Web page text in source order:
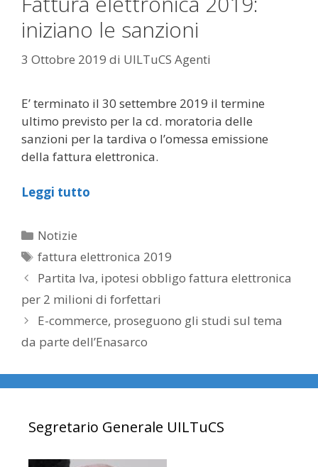
iniziano le sanzioni
3 Ottobre 2019 di UILTuCS Agenti
E’ terminato il 30 settembre 2019 il termine
ultimo previsto per la cd. moratoria delle
sanzioni per la tardiva o l’omessa emissione
della fattura elettronica.
Leggi tutto
Categorie
Notizie
Tag
fattura elettronica 2019
Partita Iva, ipotesi obbligo fattura elettronica
per 2 milioni di forfettari
E-commerce, proseguono gli studi sul tema
da parte dell’Enasarco
Segretario Generale UILTuCS